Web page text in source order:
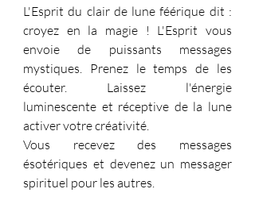
L'Esprit du clair de lune féérique dit :
croyez en la magie ! L'Esprit vous
envoie de puissants messages
mystiques. Prenez le temps de les
écouter. Laissez l'énergie
luminescente et réceptive de la lune
activer votre créativité.
Vous recevez des messages
ésotériques et devenez un messager
spirituel pour les autres.